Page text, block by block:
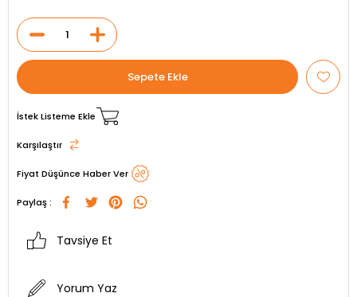
İstek Listeme Ekle
Karşılaştır
Fiyat Düşünce Haber Ver
Paylaş :
Tavsiye Et
Yorum Yaz